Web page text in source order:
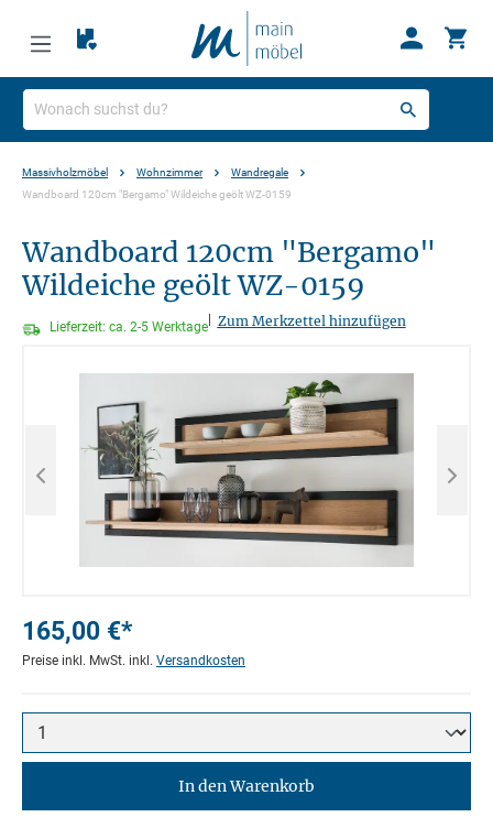
Massivholzmöbel Wohnzimmer
Wandregale
Wandboard 120cm "Bergamo" Wildeiche geölt WZ-0159
Wandboard 120cm "Bergamo"
Wildeiche geölt WZ-0159
Lieferzeit: ca. 2-5 Werktage Zum Merkzettel hinzufügen
165,00 €*
Preise inkl. MwSt. inkl. Versandkosten
In den Warenkorb